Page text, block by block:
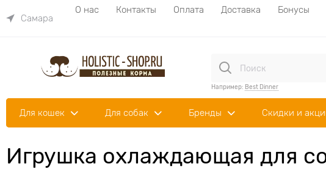
Самара
О нас Контакты Оплата Доставка Бонусы
Например: Best Dinner
Для кошек Для собак Бренды Скидки и
Игрушка охлаждающая для